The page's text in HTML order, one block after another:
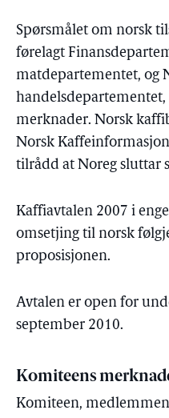
Spørsmålet om norsk
førelagt
matdepartementet, og
merknader. Norsk
Norsk
tilrådd at Noreg sluttar
Kaffiavtalen 2007 i
omsetjing til norsk
proposisjonen.
Avtalen er open for
september 2010.
Komiteens
Komiteen,